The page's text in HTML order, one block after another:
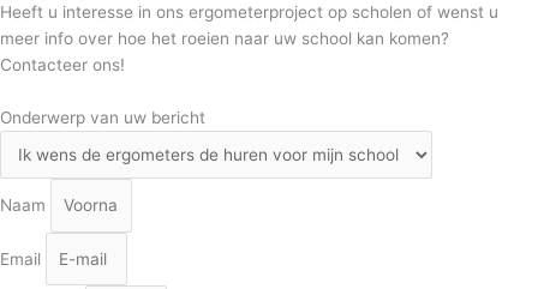
Heeft u interesse in ons ergometerproject op scholen of wenst u
meer info over hoe het roeien naar uw school kan komen?
Contacteer ons!
Onderwerp van uw bericht
Naam
Email